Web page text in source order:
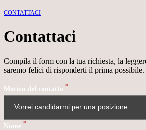
CONTATTACI
Contattaci
Compila il form con la tua richiesta, la
saremo felici di risponderti il prima possibile.
Motivo del contatto *
Nome *